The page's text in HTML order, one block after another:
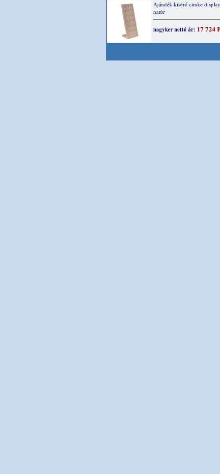
Ajándék kisérő cimke
natúr
nagyker nettó ár: 17 724